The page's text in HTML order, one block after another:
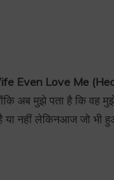
Even Love Me
अब मुझे पता है कि वह
है या नहीं लेकिनआज जो